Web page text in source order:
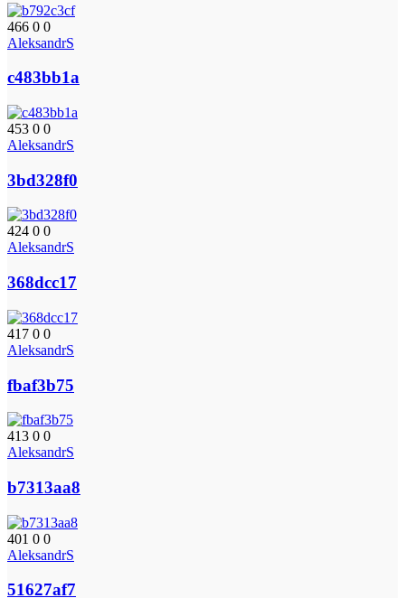
466 0 0
AleksandrS
c483bb1a
453 0 0
AleksandrS
3bd328f0
424 0 0
AleksandrS
368dcc17
417 0 0
AleksandrS
fbaf3b75
413 0 0
AleksandrS
b7313aa8
401 0 0
AleksandrS
51627af7